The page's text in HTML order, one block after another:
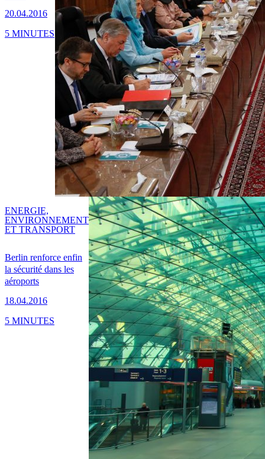
20.04.2016
5 MINUTES
Berlin renforce enfin
la sécurité dans les
aéroports
18.04.2016
ENERGIE,
ENVIRONNEMENT
ET TRANSPORT
5 MINUTES